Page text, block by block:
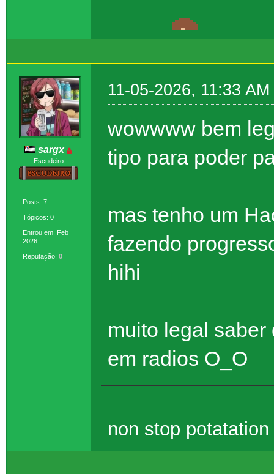
sargx
Escudeiro
Posts: 7
Tópicos: 0
Entrou em: Feb
2026
Reputação: 0
11-05-2026, 11:33 AM
wowwww bem
tipo para poder
mas tenho um
fazendo
hihi
muito legal
em radios O_O
non stop